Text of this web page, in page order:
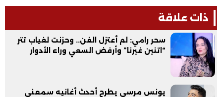
ذات علاقة
سحر رامي: لم أعتزل الفن.. وحزنت لغياب تتر
“اتنين غيرنا” وأرفض السعي وراء الأدوار
يونس مرسي يطرح أحدث أغانيه سمعني